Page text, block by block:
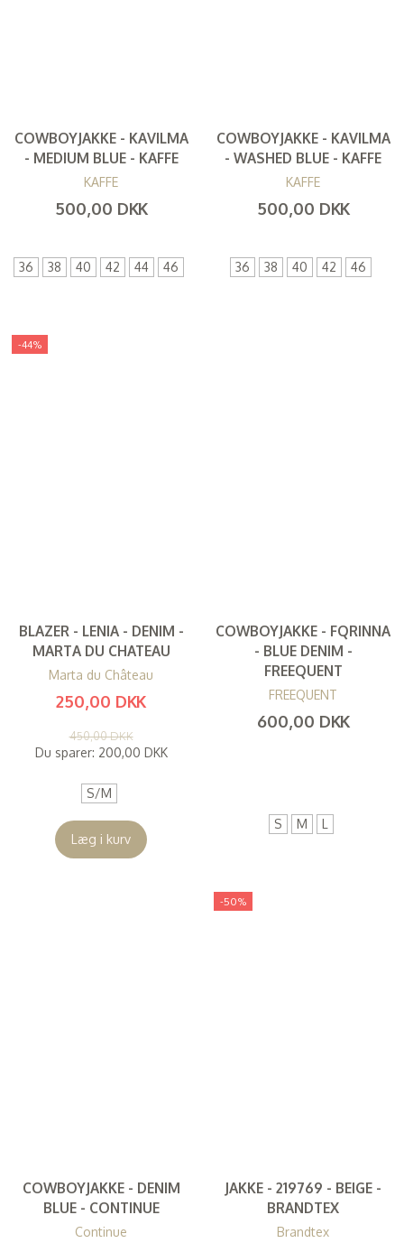
COWBOYJAKKE - KAVILMA
- MEDIUM BLUE - KAFFE
KAFFE
500,00 DKK
36 38 40 42 44 46
COWBOYJAKKE - KAVILMA
- WASHED BLUE - KAFFE
KAFFE
500,00 DKK
36 38 40 42 46
-44%
BLAZER - LENIA - DENIM -
MARTA DU CHATEAU
Marta du Château
250,00 DKK
450,00 DKK
Du sparer: 200,00 DKK
S/M
Læg i kurv
COWBOYJAKKE - FQRINNA
- BLUE DENIM -
FREEQUENT
FREEQUENT
600,00 DKK
S M L
COWBOYJAKKE - DENIM
BLUE - CONTINUE
Continue
-50%
JAKKE - 219769 - BEIGE -
BRANDTEX
Brandtex